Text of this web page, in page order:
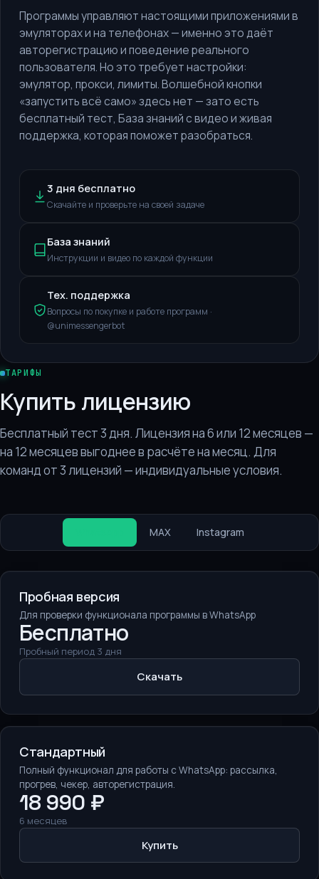
Программы управляют настоящими приложениями в
эмуляторах и на телефонах — именно это даёт
авторегистрацию и поведение реального
пользователя. Но это требует настройки:
эмулятор, прокси, лимиты. Волшебной кнопки
«запустить всё само» здесь нет — зато есть
бесплатный тест, База знаний с видео и живая
поддержка, которая поможет разобраться.
3 дня бесплатно
Скачайте и проверьте на своей задаче
База знаний
Инструкции и видео по каждой функции
Тех. поддержка
Вопросы по покупке и работе программ ·
@unimessengerbot
ТАРИФЫ
Купить лицензию
Бесплатный тест 3 дня. Лицензия на 6 или 12 месяцев —
на 12 месяцев выгоднее в расчёте на месяц. Для
команд от 3 лицензий — индивидуальные условия.
MAX Instagram
Пробная версия
Для проверки функционала программы в WhatsApp
Бесплатно
Пробный период 3 дня
Скачать
Стандартный
Полный функционал для работы с WhatsApp: рассылка,
прогрев, чекер, авторегистрация.
18 990 ₽
6 месяцев
Купить